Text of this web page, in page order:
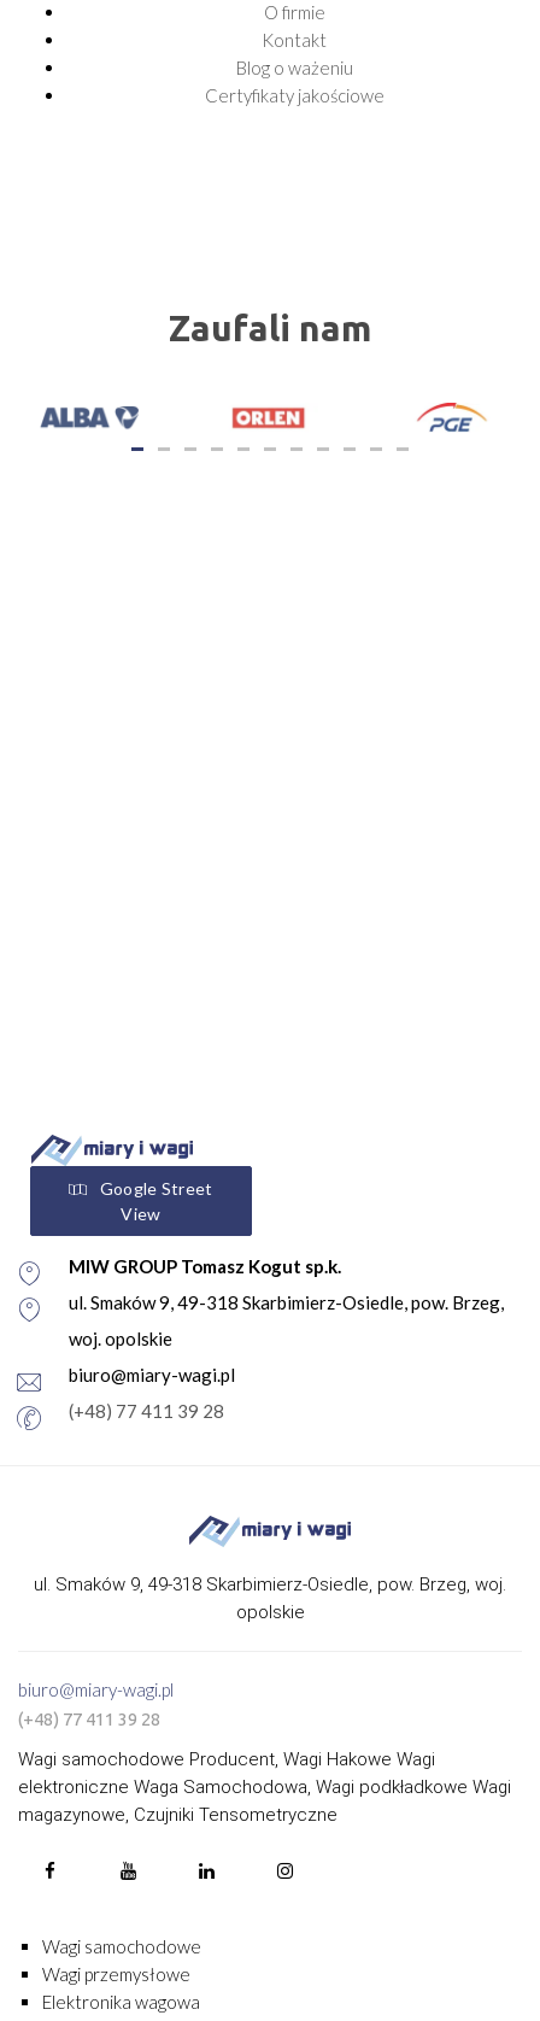
O firmie
Kontakt
Blog o ważeniu
Certyfikaty jakościowe
Zaufali nam
Google Street
View
MIW GROUP Tomasz Kogut sp.k.
ul. Smaków 9, 49-318 Skarbimierz-Osiedle, pow. Brzeg,
woj. opolskie
biuro@miary-wagi.pl
(+48) 77 411 39 28
ul. Smaków 9, 49-318 Skarbimierz-Osiedle, pow. Brzeg, woj.
opolskie
biuro@miary-wagi.pl
(+48) 77 411 39 28
Wagi samochodowe Producent, Wagi Hakowe Wagi
elektroniczne Waga Samochodowa, Wagi podkładkowe Wagi
magazynowe, Czujniki Tensometryczne
Wagi samochodowe
Wagi przemysłowe
Elektronika wagowa